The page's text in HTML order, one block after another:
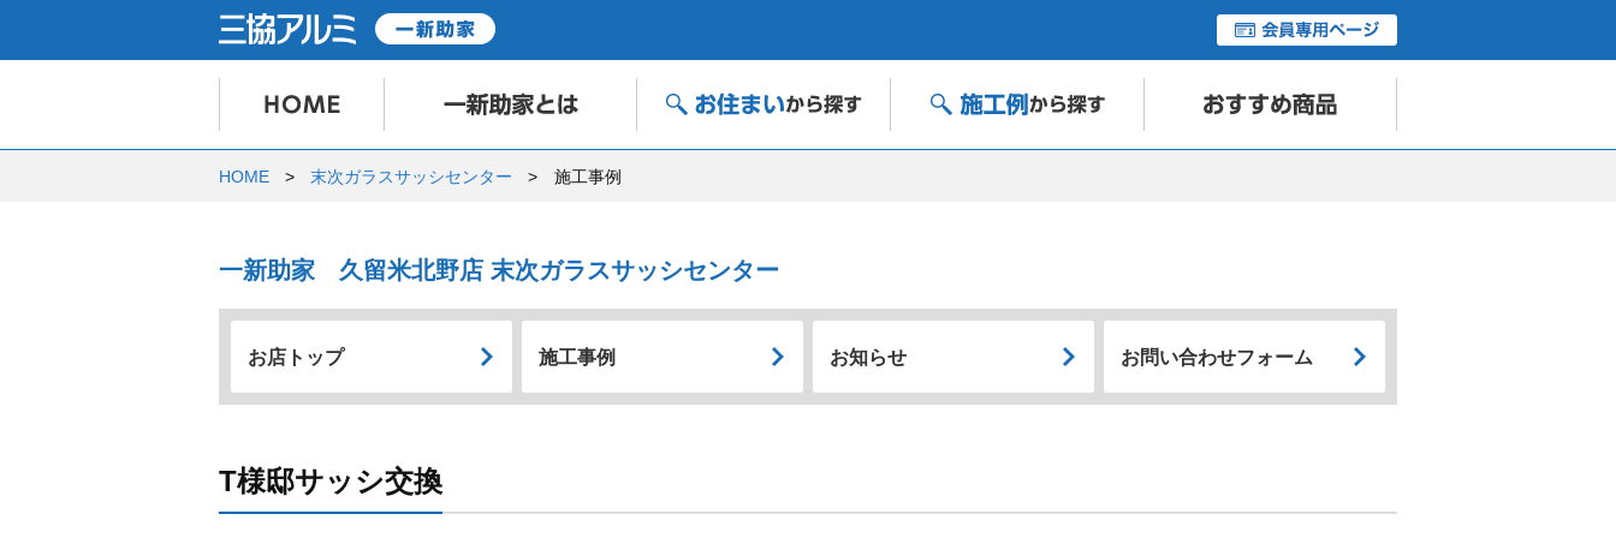
HOME 末次ガラスサッシセンター 施工事例
一新助家 久留米北野店 末次ガラスサッシセンター
お店トップ 施工事例 お知らせ お問い合わせフォーム
T様邸サッシ交換